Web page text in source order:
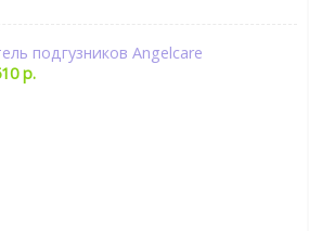
подгузников Angelcare
р.